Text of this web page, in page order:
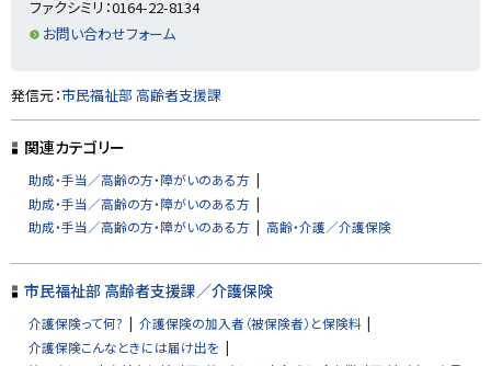
ファクシミリ：0164-22-8134
お問い合わせフォーム
ト
ッ
プ
発信元：市民福祉部 高齢者支援課
関連カテゴリー
助成・手当／高齢の方・障がいのある方
助成・手当／高齢の方・障がいのある方
助成・手当／高齢の方・障がいのある方
高齢・介護／介護保険
市民福祉部 高齢者支援課／介護保険
介護保険って何?
介護保険の加入者（被保険者）と保険料
介護保険こんなときには届け出を